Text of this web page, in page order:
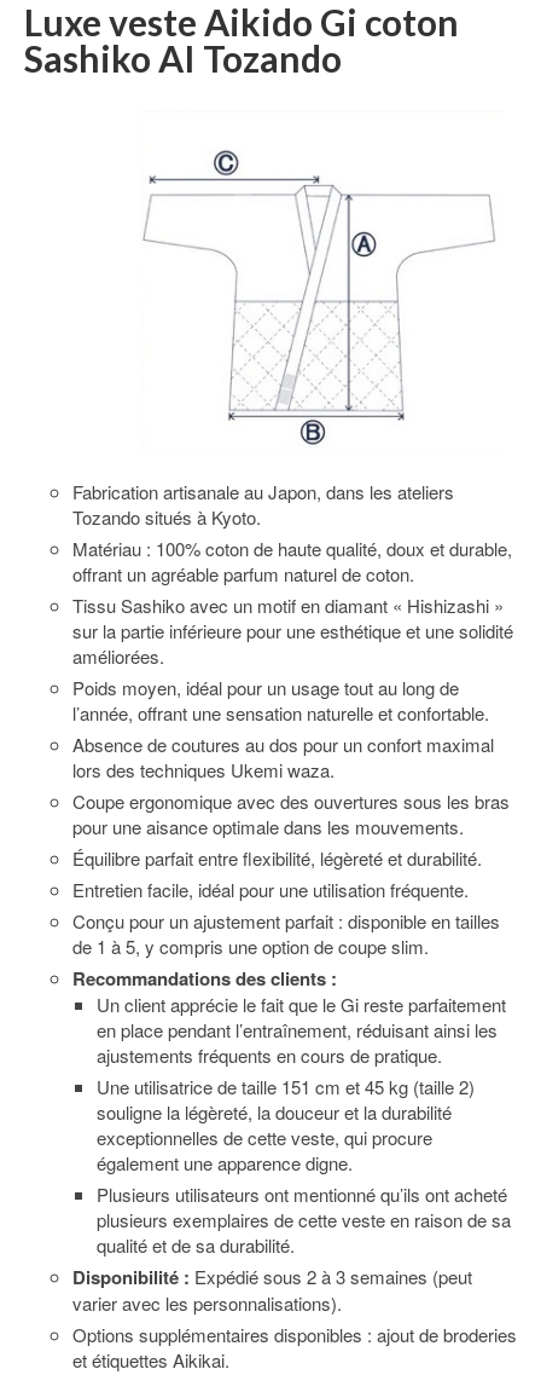
Luxe veste Aikido Gi coton
Sashiko AI Tozando
Fabrication artisanale au Japon, dans les ateliers
Tozando situés à Kyoto.
Matériau : 100% coton de haute qualité, doux et durable,
offrant un agréable parfum naturel de coton.
Tissu Sashiko avec un motif en diamant « Hishizashi »
sur la partie inférieure pour une esthétique et une solidité
améliorées.
Poids moyen, idéal pour un usage tout au long de
l’année, offrant une sensation naturelle et confortable.
Absence de coutures au dos pour un confort maximal
lors des techniques Ukemi waza.
Coupe ergonomique avec des ouvertures sous les bras
pour une aisance optimale dans les mouvements.
Équilibre parfait entre flexibilité, légèreté et durabilité.
Entretien facile, idéal pour une utilisation fréquente.
Conçu pour un ajustement parfait : disponible en tailles
de 1 à 5, y compris une option de coupe slim.
Recommandations des clients :
Un client apprécie le fait que le Gi reste parfaitement
en place pendant l’entraînement, réduisant ainsi les
ajustements fréquents en cours de pratique.
Une utilisatrice de taille 151 cm et 45 kg (taille 2)
souligne la légèreté, la douceur et la durabilité
exceptionnelles de cette veste, qui procure
également une apparence digne.
Plusieurs utilisateurs ont mentionné qu’ils ont acheté
plusieurs exemplaires de cette veste en raison de sa
qualité et de sa durabilité.
Disponibilité : Expédié sous 2 à 3 semaines (peut
varier avec les personnalisations).
Options supplémentaires disponibles : ajout de broderies
et étiquettes Aikikai.